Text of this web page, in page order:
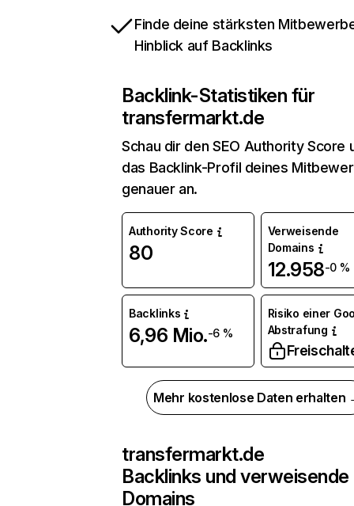
Finde deine stärksten
Hinblick auf Backlinks
Backlink-Statistiken für
transfermarkt.de
Schau dir den SEO Authority Score
das Backlink-Profil deines
genauer an.
Authority Score
80
Verweisende
Domains
12.958-0 %
Backlinks
6,96 Mio.-6 %
Risiko einer
Abstrafung
Mehr kostenlose Daten erhalten
transfermarkt.de
Backlinks und verweisende
Domains